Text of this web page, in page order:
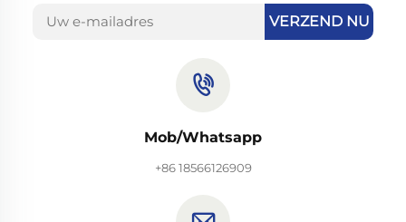
VERZEND NU
Mob/Whatsapp
+86 18566126909